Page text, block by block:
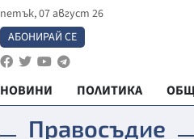
петък, 07 август 26
АБОНИРАЙ СЕ
НОВИНИ ПОЛИТИКА
Правосъдие